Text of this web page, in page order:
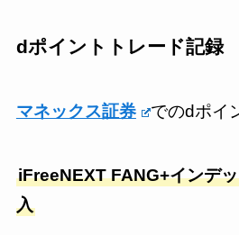
dポイントトレード記録
マネックス証券 でのdポイ
iFreeNEXTFANG+インデ
入